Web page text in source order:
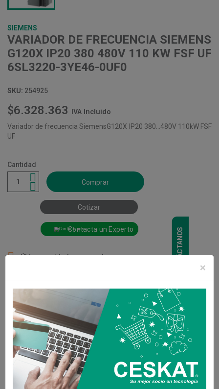
SIEMENS
VARIADOR DE FRECUENCIA SIEMENS
G120X IP20 380 480V 110 KW FSF UF
6SL3220-3YE46-0UF0
SKU: 254925
$6.328.363 IVA Incluido
Variador de frecuencia SiemensG120X IP20 380...480V 110kW FSF
UF
Cantidad
Comprar
Cotizar
 Últimas unidades en stock
Contacta un Experto
Compartir
Descripción
Detalles del producto
CONTÁCTANOS ×